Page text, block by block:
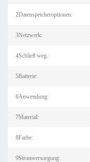
2Datenspeicheroptionen:
3Netzwerk:
4Schließ weg.:
5Batterie:
6Anwendung:
7Material:
8Farbe:
9Stromversorgung: